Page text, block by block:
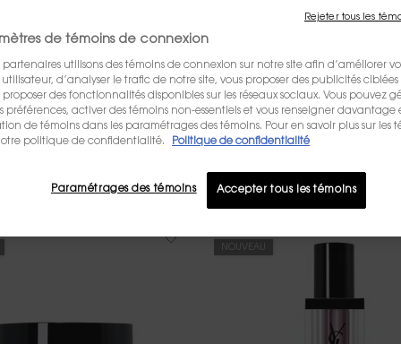
OR ROUGE PURE SHOTS RECHARGES
NOUVEAU
de témoins de connexion
partenaires utilisons des témoins de connexion sur notre site afin d’améliorer
d’analyser le trafic de notre site, vous proposer des publicités ciblées
proposer des fonctionnalités disponibles sur les réseaux sociaux. Vous pouvez
préférences, activer des témoins non-essentiels et vous renseigner davantage
de témoins dans les paramétrages des témoins. Pour en savoir plus sur les
politique de confidentialité.
Politique de confidentialité
Accepter tous les témoins
Paramétrages des témoins
Rejeter tous les